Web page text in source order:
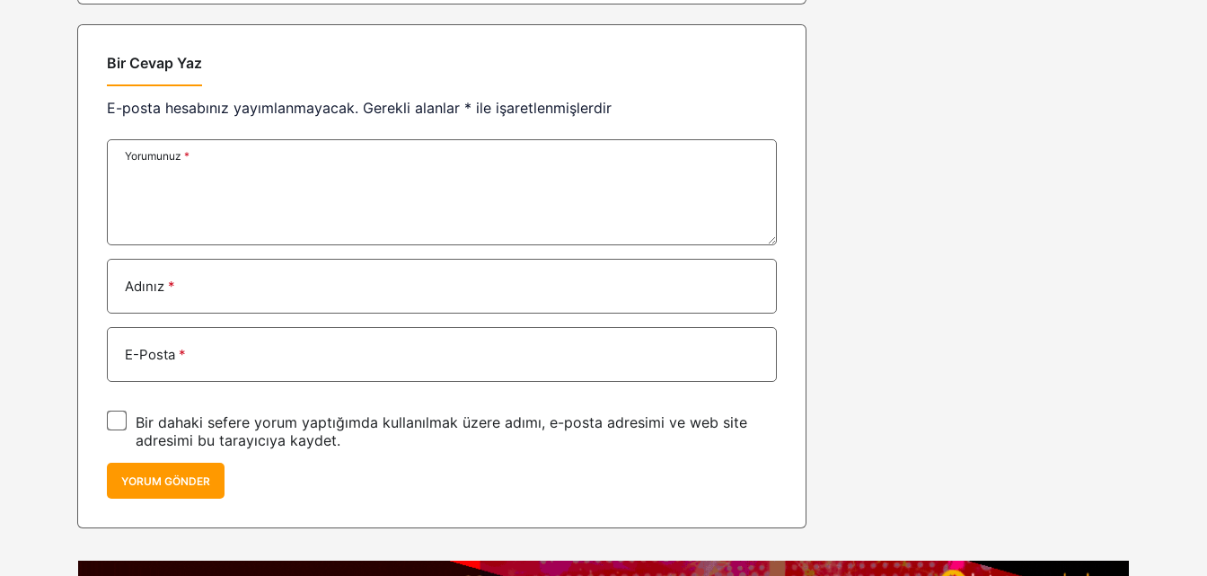
Bir Cevap Yaz
E-posta hesabınız yayımlanmayacak. Gerekli alanlar * ile işaretlenmişlerdir
Yorumunuz *
Adınız *
E-Posta *
Bir dahaki sefere yorum yaptığımda kullanılmak üzere adımı, e-posta adresimi ve web site
adresimi bu tarayıcıya kaydet.
YORUM GÖNDER